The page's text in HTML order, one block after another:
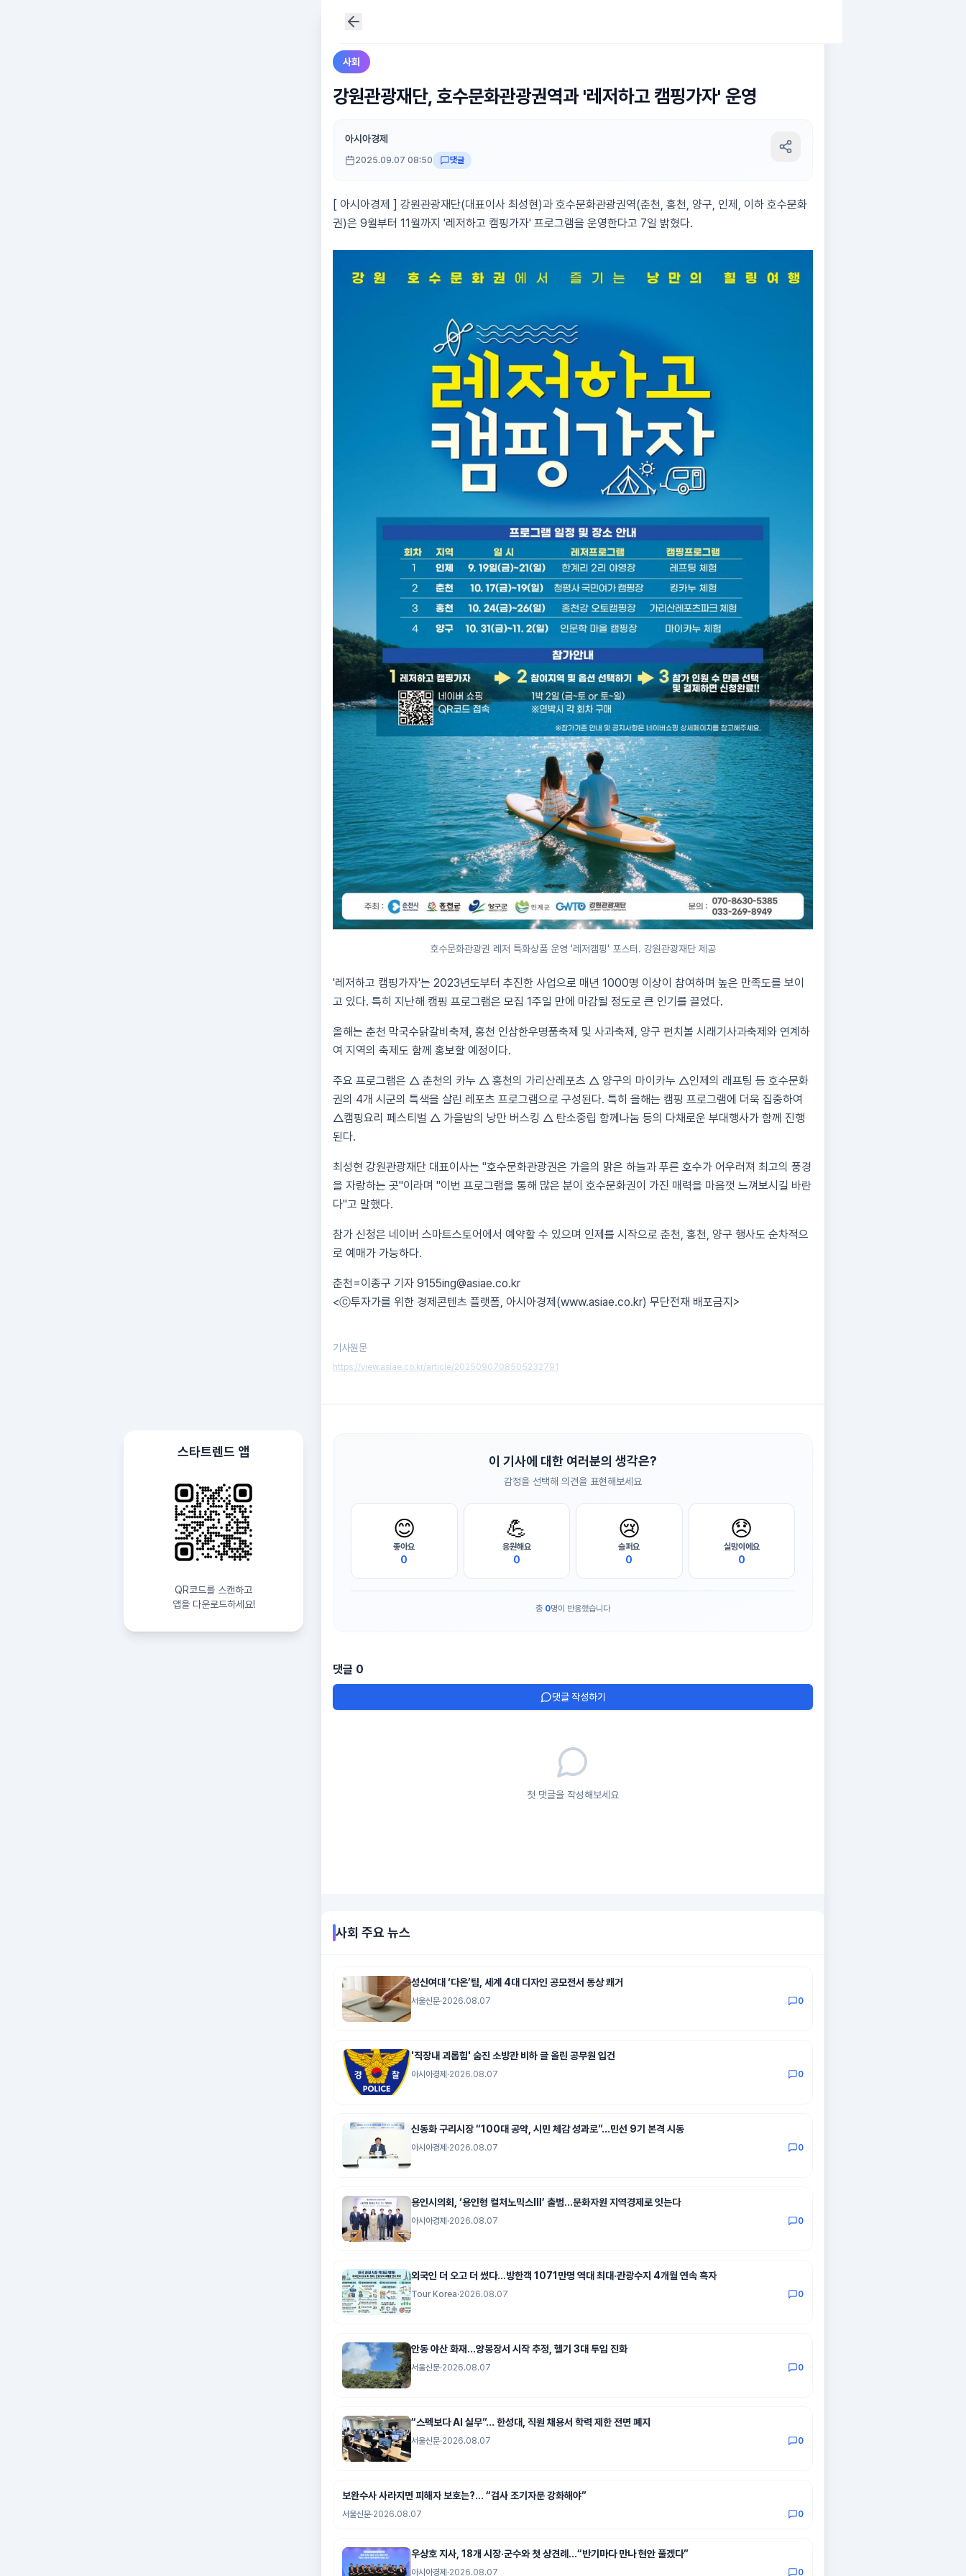
스타트렌드 앱
QR코드를 스캔하고
앱을 다운로드하세요!
사회
강원관광재단, 호수문화관광권역과 '레저하고 캠핑가자' 운영
아시아경제
2025.09.07 08:50 댓글
[ 아시아경제 ] 강원관광재단(대표이사 최성현)과 호수문화관광권역(춘천, 홍천, 양구, 인제, 이하 호수문화
권)은 9월부터 11월까지 '레저하고 캠핑가자' 프로그램을 운영한다고 7일 밝혔다.
호수문화관광권 레저 특화상품 운영 '레저캠핑' 포스터. 강원관광재단 제공
'레저하고 캠핑가자'는 2023년도부터 추진한 사업으로 매년 1000명 이상이 참여하며 높은 만족도를 보이
고 있다. 특히 지난해 캠핑 프로그램은 모집 1주일 만에 마감될 정도로 큰 인기를 끌었다.
올해는 춘천 막국수닭갈비축제, 홍천 인삼한우명품축제 및 사과축제, 양구 펀치볼 시래기사과축제와 연계하
여 지역의 축제도 함께 홍보할 예정이다.
주요 프로그램은 △ 춘천의 카누 △ 홍천의 가리산레포츠 △ 양구의 마이카누 △인제의 래프팅 등 호수문화
권의 4개 시군의 특색을 살린 레포츠 프로그램으로 구성된다. 특히 올해는 캠핑 프로그램에 더욱 집중하여
△캠핑요리 페스티벌 △ 가을밤의 낭만 버스킹 △ 탄소중립 함께나눔 등의 다채로운 부대행사가 함께 진행
된다.
최성현 강원관광재단 대표이사는 "호수문화관광권은 가을의 맑은 하늘과 푸른 호수가 어우러져 최고의 풍경
을 자랑하는 곳"이라며 "이번 프로그램을 통해 많은 분이 호수문화권이 가진 매력을 마음껏 느껴보시길 바란
다"고 말했다.
참가 신청은 네이버 스마트스토어에서 예약할 수 있으며 인제를 시작으로 춘천, 홍천, 양구 행사도 순차적으
로 예매가 가능하다.
춘천=이종구 기자 9155ing@asiae.co.kr
<ⓒ투자가를 위한 경제콘텐츠 플랫폼, 아시아경제(www.asiae.co.kr) 무단전재 배포금지>
기사원문
https://view.asiae.co.kr/article/2025090708505232791
이 기사에 대한 여러분의 생각은?
감정을 선택해 의견을 표현해보세요
😊
좋아요
0
💪
응원해요
0
😢
슬퍼요
0
😞
실망이에요
0
총 0명이 반응했습니다
댓글 0
댓글 작성하기
첫 댓글을 작성해보세요
사회 주요 뉴스
성신여대 ‘다온’팀, 세계 4대 디자인 공모전서 동상 쾌거
서울신문·2026.08.07 0
'직장내 괴롭힘' 숨진 소방관 비하 글 올린 공무원 입건
아시아경제·2026.08.07 0
신동화 구리시장 “100대 공약, 시민 체감 성과로”…민선 9기 본격 시동
아시아경제·2026.08.07 0
용인시의회, ‘용인형 컬처노믹스Ⅲ’ 출범…문화자원 지역경제로 잇는다
아시아경제·2026.08.07 0
외국인 더 오고 더 썼다…방한객 1071만명 역대 최대·관광수지 4개월 연속 흑자
Tour Korea·2026.08.07 0
안동 야산 화재…양봉장서 시작 추정, 헬기 3대 투입 진화
서울신문·2026.08.07 0
“스펙보다 AI 실무”… 한성대, 직원 채용서 학력 제한 전면 폐지
서울신문·2026.08.07 0
보완수사 사라지면 피해자 보호는?… “검사 조기자문 강화해야”
서울신문·2026.08.07 0
우상호 지사, 18개 시장·군수와 첫 상견례…“반기마다 만나 현안 풀겠다”
아시아경제·2026.08.07 0